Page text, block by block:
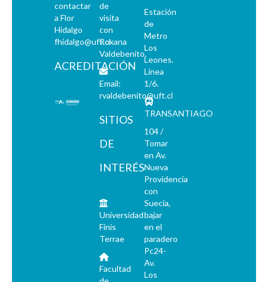
contactar
a Flor
Hidalgo
fhidalgo@uft.cl
ACREDITACIÓN
de
visita
con
Roxana
Valdebenito.
Email:
rvaldebenito@uft.cl
SITIOS
DE
INTERÉS
Universidad
Finis
Terrae
Facultad
Estación
de
Metro
Los
Leones.
Línea
1/6.
TRANSANTIAGO
104 /
Tomar
en Av.
Nueva
Providencia
con
Suecia,
bajar
en el
paradero
Pc24-
Av.
Los